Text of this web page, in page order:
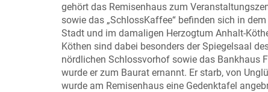
gehört das Remisenhaus zum
sowie das „SchlossKaffee“ befinden sich in
Stadt und im damaligen Herzogtum Anhalt-
Köthen sind dabei besonders der Spiegelsaal
nördlichen Schlossvorhof sowie das Bankhaus
wurde er zum Baurat ernannt. Er starb, von
wurde am Remisenhaus eine Gedenktafel